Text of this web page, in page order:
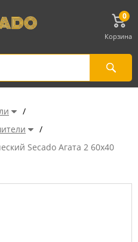
0
Корзина
/
/
Secado Агата 2 60x40